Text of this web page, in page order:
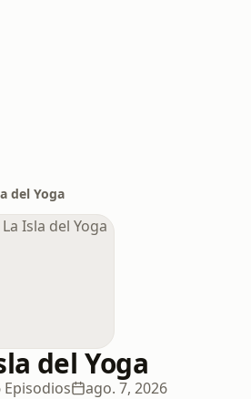
del Yoga
del Yoga
Episodios ago. 7, 2026